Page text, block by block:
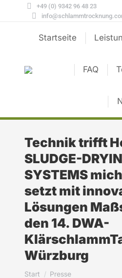
+49 (0) 9342 96 48 23
Startseite
FAQ
Technik trifft
SLUDGE-
SYSTEMS
setzt mit
Lösungen
den 14. DWA-
Würzburg
Sie befinden sich hier:
Start
Presse